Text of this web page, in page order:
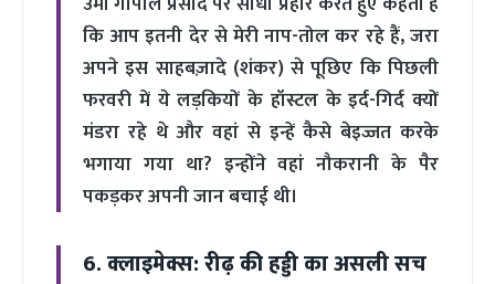
कि आप इतनी देर से मेरी नाप-तोल कर रहे हैं, जरा
अपने इस साहबज़ादे (शंकर) से पूछिए कि पिछली
फरवरी में ये लड़कियों के हॉस्टल के इर्द-गिर्द क्यों
मंडरा रहे थे और वहां से इन्हें कैसे बेइज्जत करके
भगाया गया था? इन्होंने वहां नौकरानी के पैर
पकड़कर अपनी जान बचाई थी।
6. क्लाइमेक्स: रीढ़ की हड्डी का असली सच